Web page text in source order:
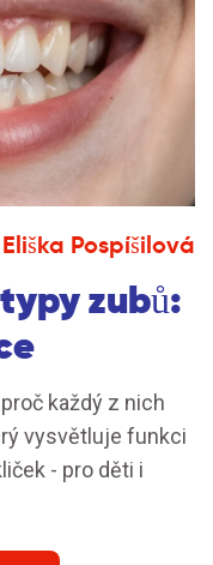
Eliška Pospíšilová
zubů:
každý z nich
vysvětluje funkci
- pro děti i